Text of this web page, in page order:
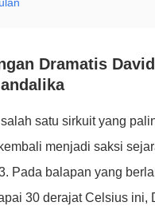
Dramatis
satu sirkuit yang
menjadi saksi
Pada balapan yang
30 derajat Celsius ini,